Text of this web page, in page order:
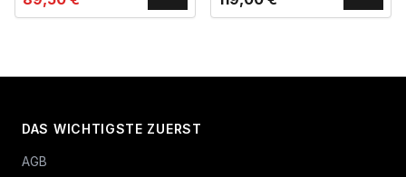
DAS WICHTIGSTE ZUERST
AGB